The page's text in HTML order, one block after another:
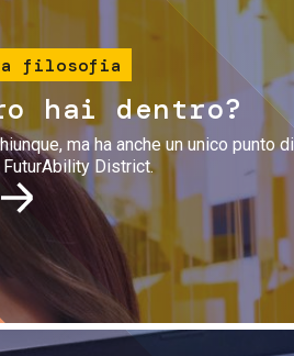
filosofia
hai dentro?
ma ha anche un unico punto di
District.
Immagine